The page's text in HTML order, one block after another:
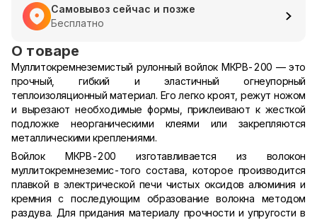
Самовывоз сейчас и позже
Бесплатно
О товаре
Муллитокремнеземистый рулонный войлок МКРВ-200 — это
прочный, гибкий и эластичный огнеупорный
теплоизоляционный материал. Его легко кроят, режут ножом
и вырезают необходимые формы, приклеивают к жесткой
подложке неорганическими клеями или закрепляются
металлическими креплениями.
Войлок МКРВ-200 изготавливается из волокон
муллитокремнеземис-того состава, которое производится
плавкой в электрической печи чистых оксидов алюминия и
кремния с последующим образование волокна методом
раздува. Для придания материалу прочности и упругости в